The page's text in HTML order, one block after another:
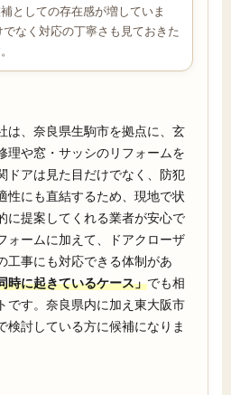
としての存在感が増していま
なく対応の丁寧さも見ておきた
は、奈良県生駒市を拠点に、玄
理や窓・サッシのリフォームを
ドアは見た目だけでなく、防犯
性にも直結するため、現地で状
に提案してくれる業者が安心で
ォームに加えて、ドアクローザ
工事にも対応できる体制があ
時に起きているケース」でも相
です。奈良県内に加え東大阪市
検討している方に候補になりま